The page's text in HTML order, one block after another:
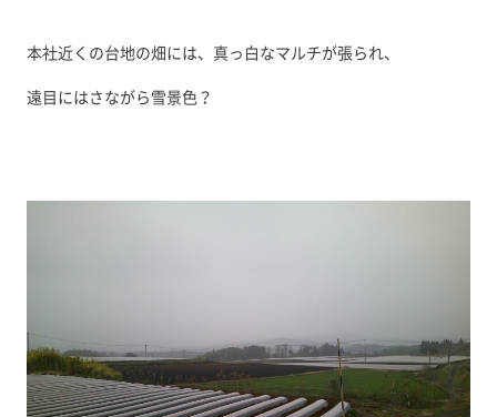
本社近くの台地の畑には、真っ白なマルチが張られ、
遠目にはさながら雪景色？